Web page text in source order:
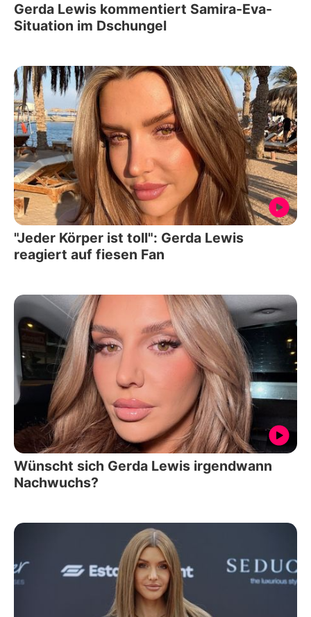
Gerda Lewis kommentiert Samira-Eva-
Situation im Dschungel
"Jeder Körper ist toll": Gerda Lewis
reagiert auf fiesen Fan
Wünscht sich Gerda Lewis irgendwann
Nachwuchs?